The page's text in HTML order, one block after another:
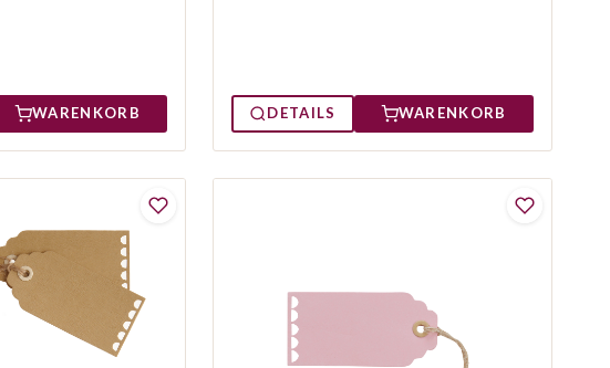
WARENKORB DETAILS WARENKORB